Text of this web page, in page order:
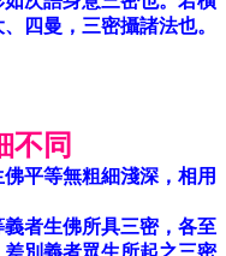
四曼，三密攝諸法也。
不同
平等無粗細淺深，相用
者生佛所具三密，各至
別義者眾生所起之三密